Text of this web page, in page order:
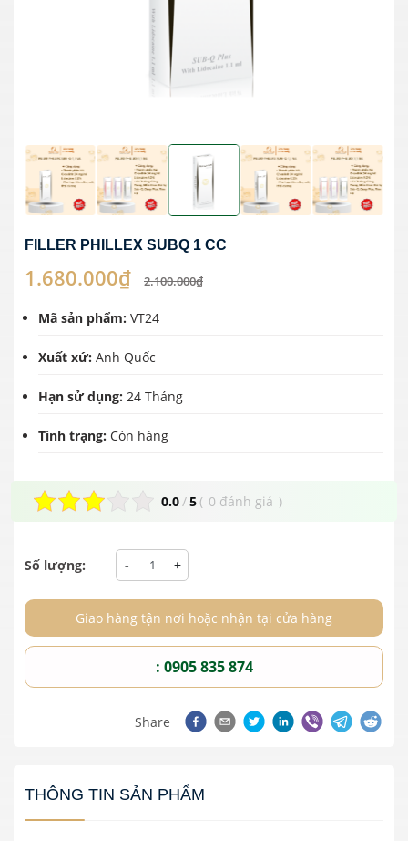
FILLER PHILLEX SUBQ 1 CC
1.680.000₫ 2.100.000₫
Mã sản phẩm: VT24
Xuất xứ: Anh Quốc
Hạn sử dụng: 24 Tháng
Tình trạng: Còn hàng
0.0 /5( 0 đánh giá )
Số lượng: - +
Giao hàng tận nơi hoặc nhận tại cửa hàng
: 0905 835 874
Share
THÔNG TIN SẢN PHẨM